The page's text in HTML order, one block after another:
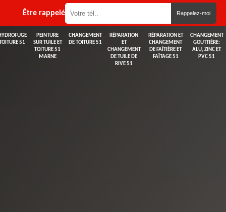
Être rappelé
51
PEINTURE
SUR TUILE ET
TOITURE 51
MARNE
CHANGEMENT
DE TOITURE 51
RÉPARATION
ET
CHANGEMENT
DE TUILE DE
RIVE 51
RÉPARATION ET
CHANGEMENT
DE FAÎTIÈRE ET
FAÎTAGE 51
CHANGEMENT
GOUTTIÈRE:
ALU, ZINC ET
PVC 51